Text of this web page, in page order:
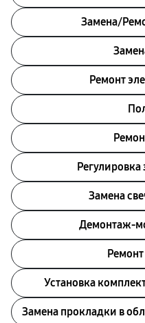
Замена/
Ремонт
Регулировка
Замена
Демонтаж-
Установка
Замена прокладки в